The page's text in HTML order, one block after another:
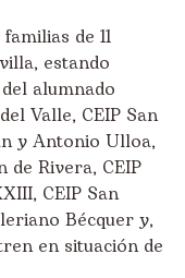
de 11
estando
alumnado
Valle, CEIP San
y Antonio Ulloa,
de Rivera, CEIP
CEIP San
Bécquer y,
en situación de